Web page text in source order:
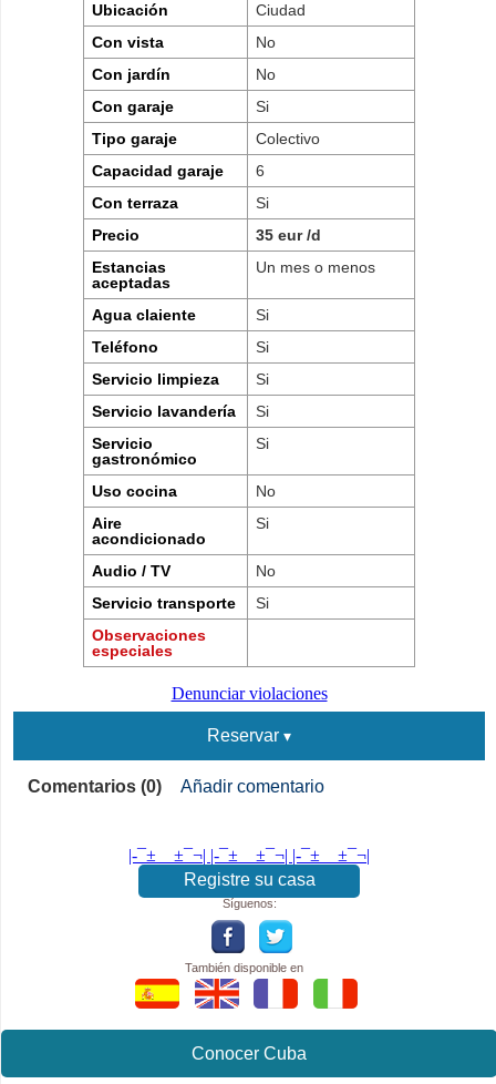
Ubicación
Ciudad
Con vista
No
Con jardín
No
Con garaje
Si
Tipo garaje
Colectivo
Capacidad garaje
6
Con terraza
Si
Precio
35 eur /d
Estancias
aceptadas
Un mes o menos
Agua claiente
Si
Teléfono
Si
Servicio limpieza
Si
Servicio lavandería
Si
Servicio
gastronómico
Si
Uso cocina
No
Aire
acondicionado
Si
Audio / TV
No
Servicio transporte
Si
Observaciones
especiales
Denunciar violaciones
Reservar
Comentarios (0) Añadir comentario
|-¯±­__­±¯¬| |-¯±­__­±¯¬| |-¯±­__­±¯¬|
Registre su casa
Síguenos:
También disponible en
Conocer Cuba